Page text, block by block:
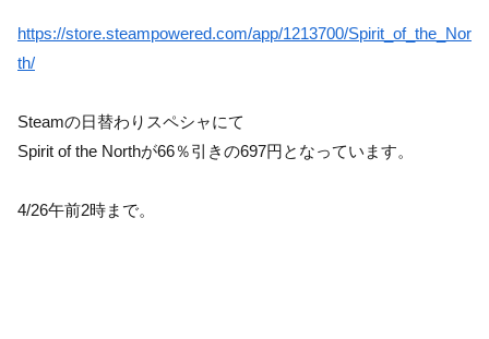
https://store.steampowered.com/app/1213700/Spirit_of_the_Nor
th/
Steamの日替わりスペシャにて
Spirit of the Northが66％引きの697円となっています。
4/26午前2時まで。